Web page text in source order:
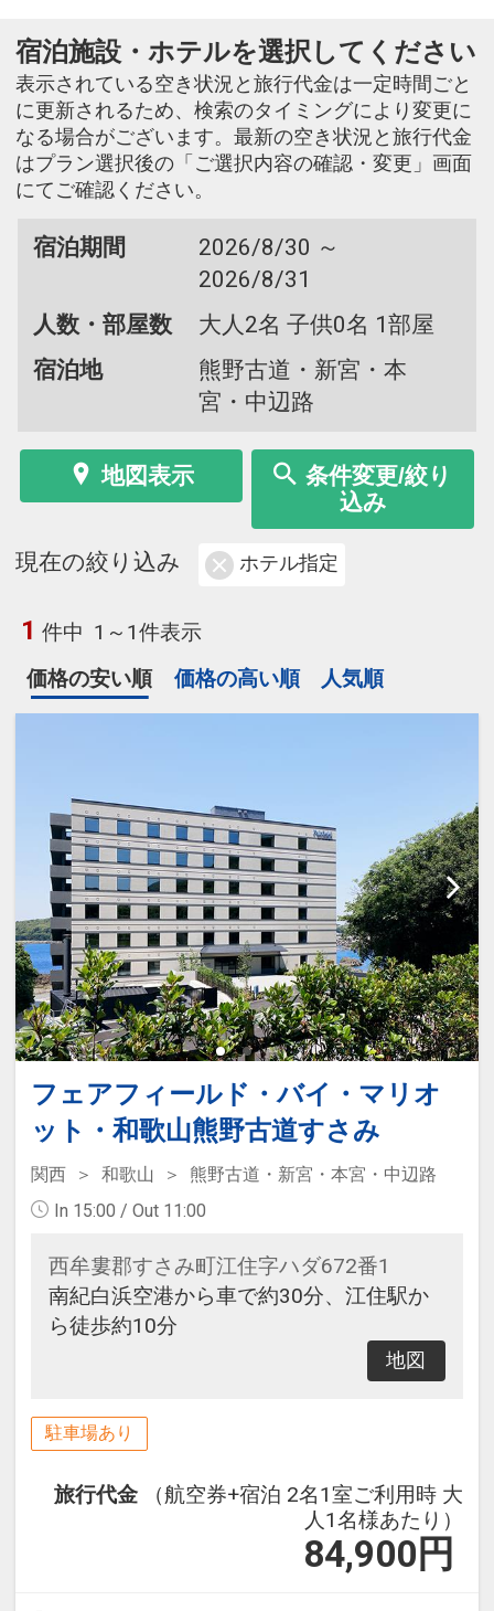
宿泊施設・ホテルを選択してください
表示されている空き状況と旅行代金は一定時間ごと
に更新されるため、検索のタイミングにより変更に
なる場合がございます。最新の空き状況と旅行代金
はプラン選択後の「ご選択内容の確認・変更」画面
にてご確認ください。
宿泊期間
2026/8/30 ～
2026/8/31
人数・部屋数
大人2名 子供0名 1部屋
宿泊地
熊野古道・新宮・本
宮・中辺路
地図表示
条件変更/絞り
込み
現在の絞り込み ホテル指定
1 件中 1～1件表示
価格の安い順
価格の高い順 人気順
フェアフィールド・バイ・マリオ
ット・和歌山熊野古道すさみ
関西 和歌山
熊野古道・新宮・本宮・中辺路
In 15:00 / Out 11:00
西牟婁郡すさみ町江住字ハダ672番1
南紀白浜空港から車で約30分、江住駅か
ら徒歩約10分
地図
駐車場あり
旅行代金
（航空券+宿泊 2名1室ご利用時 大
人1名様あたり）
84,900 円